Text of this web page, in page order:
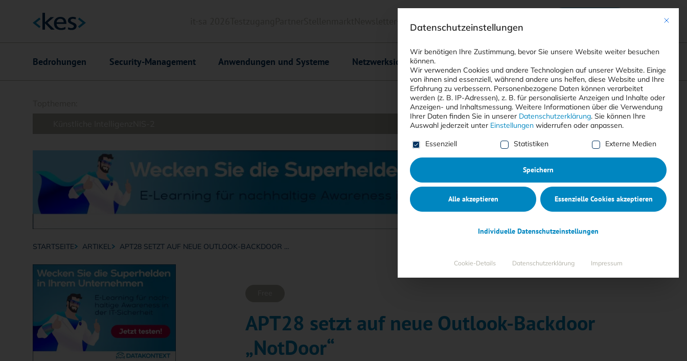
Suchen
<kes>+ Downloads
Hauptnavigation
Bedrohungen Security-Management Anwendungen und Systeme Netzwerksicherheit
Breadcrumb-Navigation
STARTSEITE ARTIKEL APT28 SETZT AUF NEUE OUTLOOK-BACKDOOR …
APT28 setzt auf neue Outlook-Backdoor
„NotDoor“
Mit
Datenschutzeinstellungen
Wir benötigen Ihre Zustimmung, bevor Sie unsere Website weiter besuchen
können.
Wir verwenden Cookies und andere Technologien auf unserer Website. Einige
von ihnen sind essenziell, während andere uns helfen, diese Website und Ihre
Erfahrung zu verbessern. Personenbezogene Daten können verarbeitet
werden (z. B. IP-Adressen), z. B. für personalisierte Anzeigen und Inhalte oder
Anzeigen- und Inhaltsmessung. Weitere Informationen über die Verwendung
Ihrer Daten finden Sie in unserer Datenschutzerklärung. Sie können Ihre
Auswahl jederzeit unter Einstellungen widerrufen oder anpassen.
Es folgt eine Liste der Service-Gruppen, für die eine Einwilligung
Essenziell Statistiken Externe Medien
Speichern
Alle akzeptieren Essenzielle Cookies akzeptieren
Individuelle Datenschutzeinstellungen
Cookie-Details Datenschutzerklärung Impressum